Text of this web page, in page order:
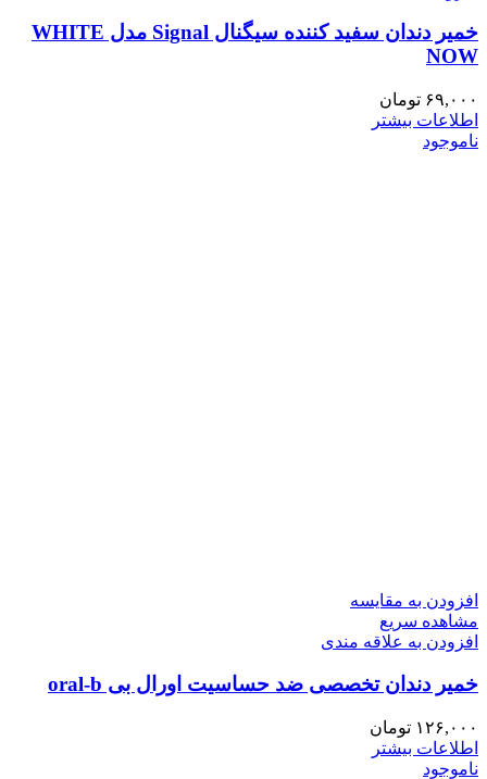
خمیر دندان سفید کننده سیگنال Signal مدل WHITE
NOW
۶۹,۰۰۰ تومان
اطلاعات بیشتر
ناموجود
افزودن به مقایسه
مشاهده سریع
افزودن به علاقه مندی
خمیر دندان تخصصی ضد حساسیت اورال بی oral-b
۱۲۶,۰۰۰ تومان
اطلاعات بیشتر
ناموجود